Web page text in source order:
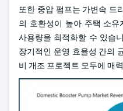
또한 중압 펌프는 가변속 드
의 호환성이 높아 주택 소
사용량을 최적화할 수 있습
장기적인 운영 효율성 간의
비 개조 프로젝트 모두에 매